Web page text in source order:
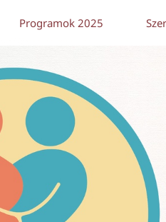
Programok 2025